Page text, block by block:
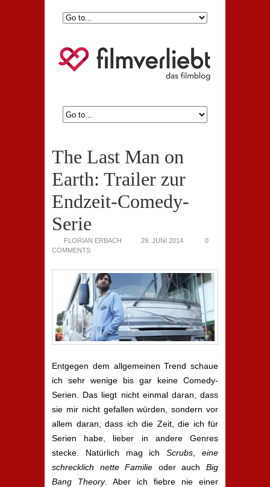
The Last Man on
Earth: Trailer zur
Endzeit-Comedy-
Serie
FLORIAN ERBACH 29. JUNI 2014
0
COMMENTS
Entgegen dem allgemeinen Trend schaue
ich sehr wenige bis gar keine Comedy-
Serien. Das liegt nicht einmal daran, dass
sie mir nicht gefallen würden, sondern vor
allem daran, dass ich die Zeit, die ich für
Serien habe, lieber in andere Genres
stecke. Natürlich mag ichScrubs ,eine
schrecklich nette Familie oder auchBig
Bang Theory. Aber ich fiebre nie einer